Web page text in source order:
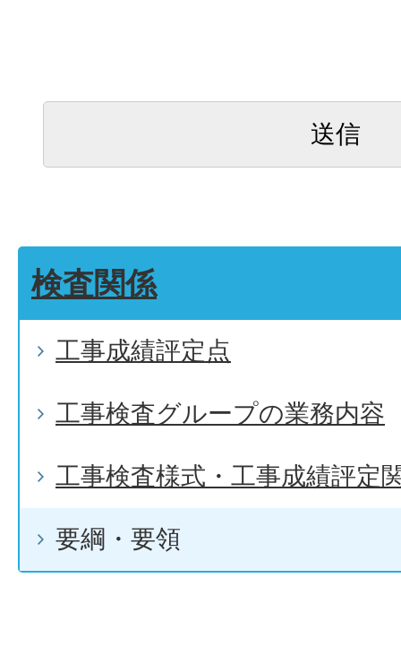
検査関係
工事成績評定点
工事検査グループの業務内容
工事検査様式・工事成績評定
要綱・要領